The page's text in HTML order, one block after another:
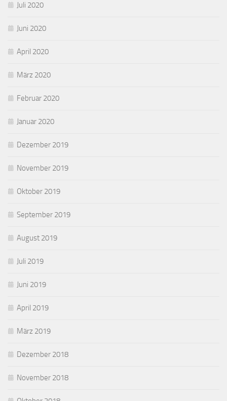
Juli 2020
Juni 2020
April 2020
März 2020
Februar 2020
Januar 2020
Dezember 2019
November 2019
Oktober 2019
September 2019
August 2019
Juli 2019
Juni 2019
April 2019
März 2019
Dezember 2018
November 2018